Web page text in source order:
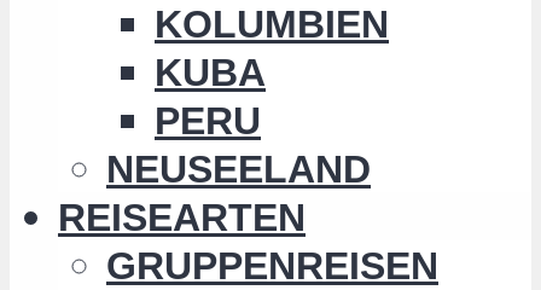
KOLUMBIEN
KUBA
PERU
NEUSEELAND
REISEARTEN
GRUPPENREISEN